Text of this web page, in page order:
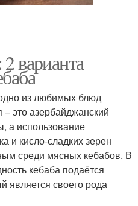
варианта
из любимых блюд
это азербайджанский
а использование
и кисло-сладких зерен
среди мясных кебабов. В
кебаба подаётся
является своего рода